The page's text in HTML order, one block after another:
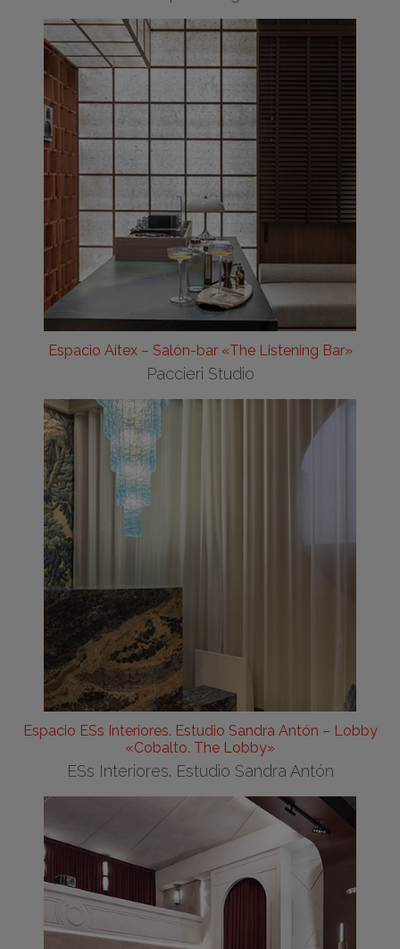
Espacio Aitex – Salón-bar «The Listening Bar»
Paccieri Studio
Espacio ESs Interiores. Estudio Sandra Antón – Lobby
«Cobalto. The Lobby»
ESs Interiores. Estudio Sandra Antón